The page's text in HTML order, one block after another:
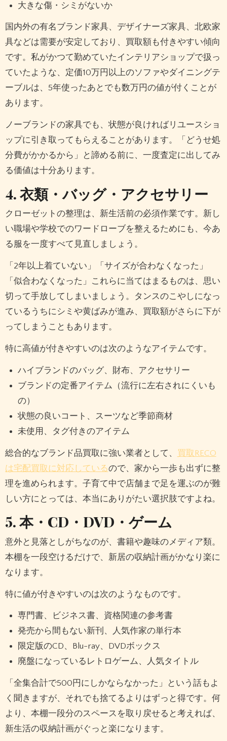
大きな傷・シミがないか
国内外の有名ブランド家具、デザイナーズ家具、北欧家
具などは需要が安定しており、買取額も付きやすい傾向
です。私がかつて勤めていたインテリアショップで扱っ
ていたような、定価10万円以上のソファやダイニングテ
ーブルは、5年使ったあとでも数万円の値が付くことが
あります。
ノーブランドの家具でも、状態が良ければリユースショ
ップに引き取ってもらえることがあります。「どうせ処
分費がかかるから」と諦める前に、一度査定に出してみ
る価値は十分あります。
4. 衣類・バッグ・アクセサリー
クローゼットの整理は、新生活前の必須作業です。新し
い職場や学校でのワードローブを整えるためにも、今あ
る服を一度すべて見直しましょう。
「2年以上着ていない」「サイズが合わなくなった」
「似合わなくなった」これらに当てはまるものは、思い
切って手放してしまいましょう。タンスのこやしになっ
ているうちにシミや黄ばみが進み、買取額がさらに下が
ってしまうこともあります。
特に高値が付きやすいのは次のようなアイテムです。
ハイブランドのバッグ、財布、アクセサリー
ブランドの定番アイテム（流行に左右されにくいも
の）
状態の良いコート、スーツなど季節商材
未使用、タグ付きのアイテム
総合的なブランド品買取に強い業者として、
買取RECO
は宅配買取に対応しているので、家から一歩も出ずに整
理を進められます。子育て中で店舗まで足を運ぶのが難
しい方にとっては、本当にありがたい選択肢ですよね。
5. 本・CD・DVD・ゲーム
意外と見落としがちなのが、書籍や趣味のメディア類。
本棚を一段空けるだけで、新居の収納計画がかなり楽に
なります。
特に値が付きやすいのは次のようなものです。
専門書、ビジネス書、資格関連の参考書
発売から間もない新刊、人気作家の単行本
限定版のCD、Blu-ray、DVDボックス
廃盤になっているレトロゲーム、人気タイトル
「全集合計で500円にしかならなかった」という話もよ
く聞きますが、それでも捨てるよりはずっと得です。何
より、本棚一段分のスペースを取り戻せると考えれば、
新生活の収納計画がぐっと楽になります。